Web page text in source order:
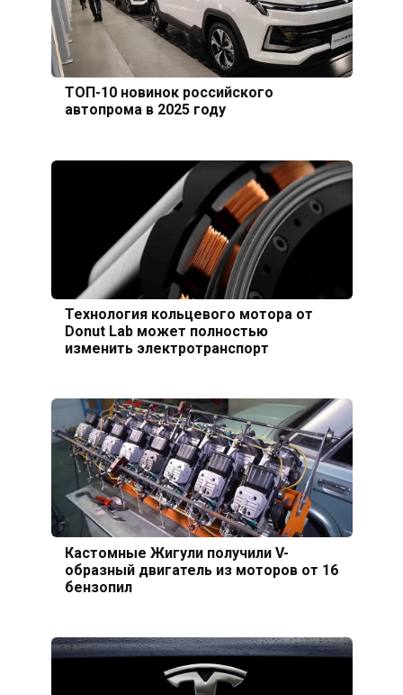
ТОП-10 новинок российского
автопрома в 2025 году
Технология кольцевого мотора от
Donut Lab может полностью
изменить электротранспорт
Кастомные Жигули получили V-
образный двигатель из моторов от 16
бензопил